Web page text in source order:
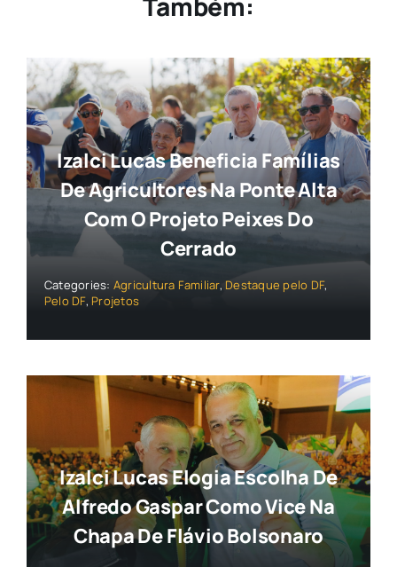
Izalci Lucas Beneficia Famílias
De Agricultores Na Ponte Alta
Com O Projeto Peixes Do
Cerrado
Categories: Agricultura Familiar,Destaque pelo DF,
Pelo DF, Projetos
Izalci Lucas Elogia Escolha De
Alfredo Gaspar Como Vice Na
Chapa De Flávio Bolsonaro